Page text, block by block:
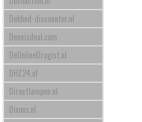
Dekbed-discounter.nl
Dennisdeal.com
DeOnlineDrogist.nl
DHZ24.nl
Directlampen.nl
Dixons.nl